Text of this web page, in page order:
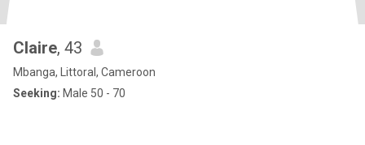
Claire, 43
Mbanga, Littoral, Cameroon
Seeking: Male 50 - 70